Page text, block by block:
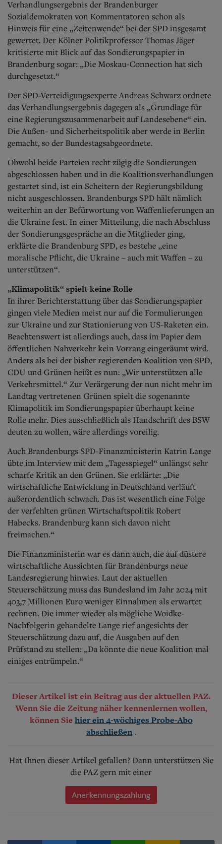
Verhandlungsergebnis der Brandenburger
Sozialdemokraten von Kommentatoren schon als
Hinweis für eine „Zeitenwende“ bei der SPD insgesamt
gewertet. Der Kölner Politikprofessor Thomas Jäger
kritisierte mit Blick auf das Sondierungspapier in
Brandenburg sogar: „Die Moskau-Connection hat sich
durchgesetzt.“
Der SPD-Verteidigungsexperte Andreas Schwarz ordnete
das Verhandlungsergebnis dagegen als „Grundlage für
eine Regierungszusammenarbeit auf Landesebene“ ein.
Die Außen- und Sicherheitspolitik aber werde in Berlin
gemacht, so der Bundestagsabgeordnete.
Obwohl beide Parteien recht zügig die Sondierungen
abgeschlossen haben und in die Koalitionsverhandlungen
gestartet sind, ist ein Scheitern der Regierungsbildung
nicht ausgeschlossen. Brandenburgs SPD hält nämlich
weiterhin an der Befürwortung von Waffenlieferungen an
die Ukraine fest. In einer Mitteilung, die nach Abschluss
der Sondierungsgespräche an die Mitglieder ging,
erklärte die Brandenburg SPD, es bestehe „eine
moralische Pflicht, die Ukraine – auch mit Waffen – zu
unterstützen“.
„Klimapolitik“ spielt keine Rolle
In ihrer Berichterstattung über das Sondierungspapier
gingen viele Medien meist nur auf die Formulierungen
zur Ukraine und zur Stationierung von US-Raketen ein.
Beachtenswert ist allerdings auch, dass im Papier dem
öffentlichen Nahverkehr kein Vorrang eingeräumt wird.
Anders als bei der bisher regierenden Koalition von SPD,
CDU und Grünen heißt es nun: „Wir unterstützen alle
Verkehrsmittel.“ Zur Verärgerung der nun nicht mehr im
Landtag vertretenen Grünen spielt die sogenannte
Klimapolitik im Sondierungspapier überhaupt keine
Rolle mehr. Dies ausschließlich als Handschrift des BSW
deuten zu wollen, wäre allerdings voreilig.
Auch Brandenburgs SPD-Finanzministerin Katrin Lange
übte im Interview mit dem „Tagesspiegel“ unlängst sehr
scharfe Kritik an den Grünen. Sie erklärte: „Die
wirtschaftliche Entwicklung in Deutschland verläuft
außerordentlich schwach. Das ist wesentlich eine Folge
der verfehlten grünen Wirtschaftspolitik Robert
Habecks. Brandenburg kann sich davon nicht
freimachen.“
Die Finanzministerin war es dann auch, die auf düstere
wirtschaftliche Aussichten für Brandenburgs neue
Landesregierung hinwies. Laut der aktuellen
Steuerschätzung muss das Bundesland im Jahr 2024 mit
403,7 Millionen Euro weniger Einnahmen als erwartet
rechnen. Die immer wieder als mögliche Woidke-
Nachfolgerin gehandelte Lange rief angesichts der
Steuerschätzung dazu auf, die Ausgaben auf den
Prüfstand zu stellen: „Da könnte die neue Koalition mal
einiges entrümpeln.“
Dieser Artikel ist ein Beitrag aus der aktuellen PAZ.
Wenn Sie die Zeitung näher kennenlernen wollen,
können Sie hier ein 4-wöchiges Probe-Abo
abschließen .
Hat Ihnen dieser Artikel gefallen? Dann unterstützen Sie
die PAZ gern mit einer
Anerkennungszahlung